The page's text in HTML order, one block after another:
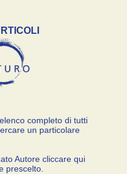
completo di tutti
un particolare
Autore cliccare qui
prescelto.